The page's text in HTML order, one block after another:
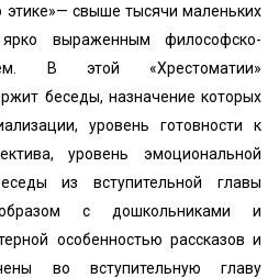
этике»— свыше тысячи маленьких
выраженным философско-
В этой «Хрестоматии»
беседы, назначение которых
уровень готовности к
уровень эмоциональной
из вступительной главы
с дошкольниками и
особенностью рассказов и
во вступительную главу